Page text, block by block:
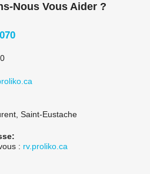
Nous Vous Aider ?
Saint-Eustache
: rv.proliko.ca